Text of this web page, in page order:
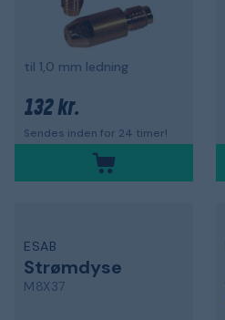
til 1,0 mm ledning
132 kr.
Sendes inden for 24 timer!
ESAB
Strømdyse
M8X37